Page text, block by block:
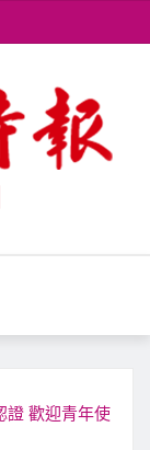
證 歡迎青年使